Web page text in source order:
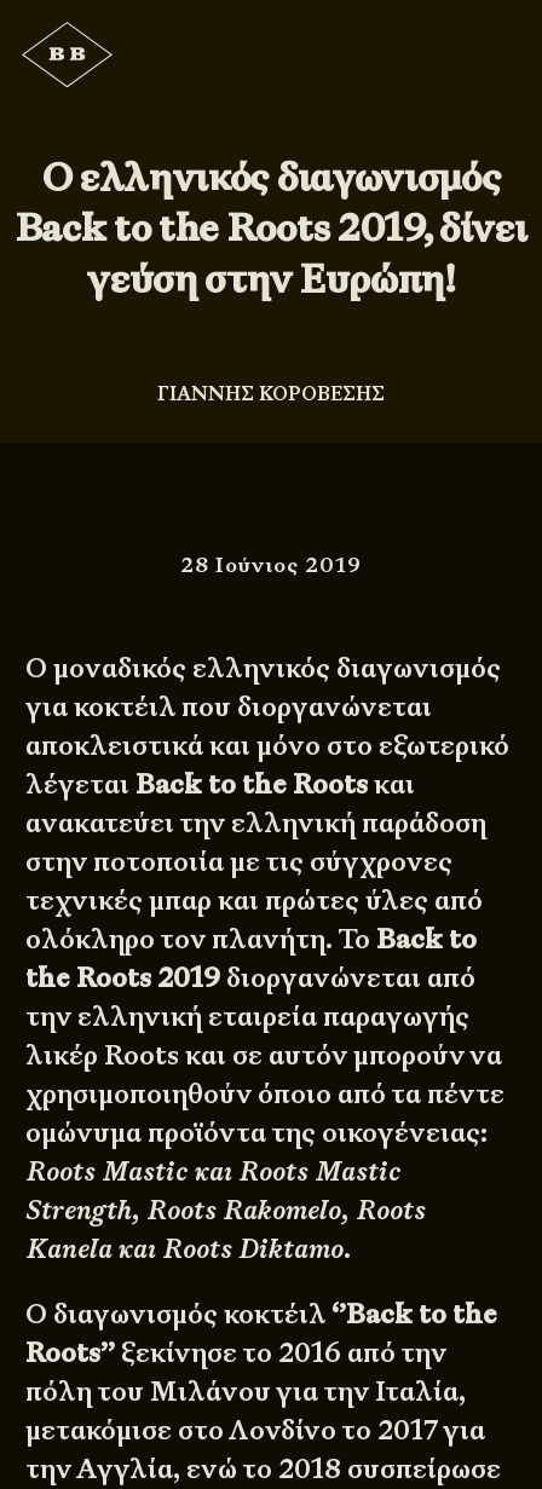
Ο ελληνικός διαγωνισμός
Back to the Roots 2019, δίνει
γεύση στην Ευρώπη!
ΓΙΑΝΝΗΣ ΚΟΡΟΒΕΣΗΣ
28 Ιούνιος 2019
Ο μοναδικός ελληνικός διαγωνισμός
για κοκτέιλ που διοργανώνεται
αποκλειστικά και μόνο στο εξωτερικό
λέγεται Back to the Rootsκαι
ανακατεύει την ελληνική παράδοση
στην ποτοποιία με τις σύγχρονες
τεχνικές μπαρ και πρώτες ύλες από
ολόκληρο τον πλανήτη. Το Back to
the Roots 2019 διοργανώνεται από
την ελληνική εταιρεία παραγωγής
λικέρ Roots και σε αυτόν μπορούν να
χρησιμοποιηθούν όποιο από τα πέντε
ομώνυμα προϊόντα της οικογένειας:
Roots Mastic και Roots Mastic
Strength, Roots Rakomelo, Roots
Kanela και Roots Diktamo.
Ο διαγωνισμός κοκτέιλ ‘’Back to the
Roots’’ ξεκίνησε το 2016 από την
πόλη του Μιλάνου για την Ιταλία,
μετακόμισε στο Λονδίνο το 2017 για
την Αγγλία, ενώ το 2018 συσπείρωσε